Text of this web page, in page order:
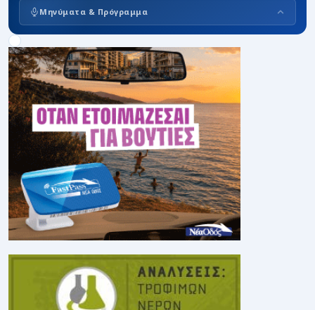
Μηνύματα & Πρόγραμμα